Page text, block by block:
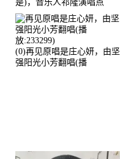
是)，音乐人祁隆演唱点
播:2713192次
(0)再见原唱是庄心妍，由坚
强阳光小芳翻唱(播